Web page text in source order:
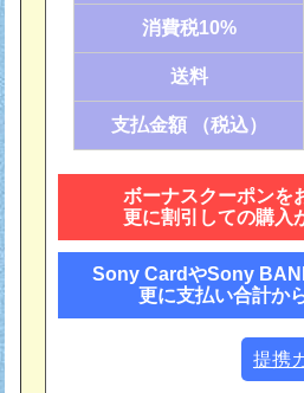
消費税10%
送料
支払金額 （税込）
ボーナスクーポンを
更に割引しての購入
Sony CardやSony
更に支払い合計か
提携